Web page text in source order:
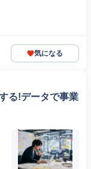
気になる
る!データで事業